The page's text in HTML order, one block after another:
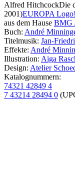
Alfred HitchcockDie
2001)EUROPA Logo!
aus dem Hause BMG
Buch: André
Titelmusik: Jan-
Effekte: André
Illustration: Aiga
Design: Atelier
Katalognummern:
74321 42849 4
7 43214 28494 0